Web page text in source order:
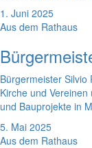
1. Juni 2025
Aus dem Rathaus
Bürgermeister
Kirche und
und Bauprojekte in
5. Mai 2025
Aus dem Rathaus